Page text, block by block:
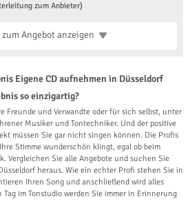
zum Anbieter)
Angebotanzeigen
Eigene CD aufnehmen in Düsseldorf
so einzigartig?
Freunde und Verwandte oder für sich selbst, unter
Musiker und Tontechniker. Und der positive
müssen Sie gar nicht singen können. Die Profis
Stimme wunderschön klingt, egal ob beim
Vergleichen Sie alle Angebote und suchen Sie
heraus. Wie ein echter Profi stehen Sie in
Ihren Song und anschließend wird alles
im Tonstudio werden Sie immer in Erinnerung